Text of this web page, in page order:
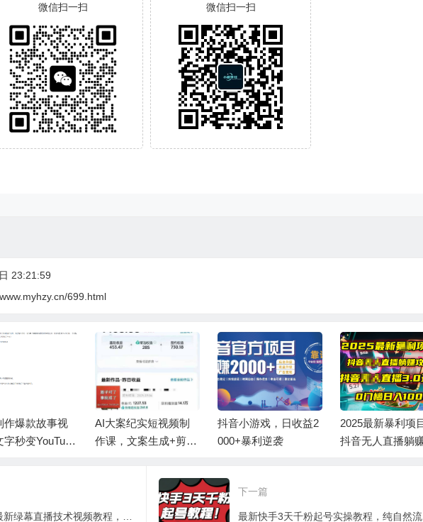
微信扫一扫
微信扫一扫
23:21:59
699.html
作爆款故事视
字秒变YouTube
AI大案纪实短视频制
作课，文案生成+剪辑
抖音小游戏，日收益2
000+暴利逆袭
2025最新暴利项
抖音无人直播躺
外面卖2000的最新绿幕直播技术视频教程，绿幕直播变现玩法
下一篇